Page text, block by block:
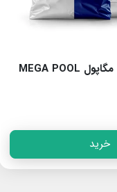
سیلیس شیشه‌ای مگاپول MEGA POOL
خرید